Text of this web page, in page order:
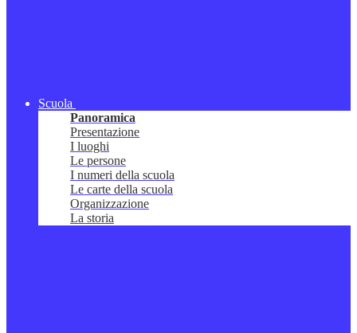
Scuola
Panoramica
Presentazione
I luoghi
Le persone
I numeri della scuola
Le carte della scuola
Organizzazione
La storia